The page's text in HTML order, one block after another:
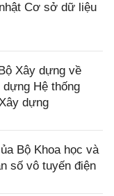
Cơ sở dữ liệu
Xây dựng về
Hệ thống
dựng
Bộ Khoa học và
số vô tuyến điện